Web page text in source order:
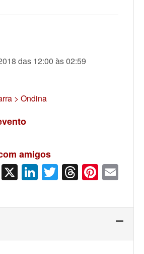
das 12:00 às 02:59
> Ondina
amigos
Facebook
X LinkedIn
Twitter
Threads